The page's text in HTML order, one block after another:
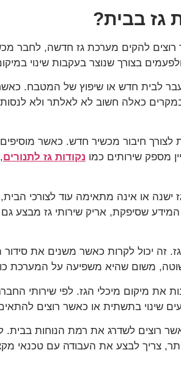
גז בבית?
להקים מערכת גז חדשה, לחבר
בצורך שנוצר בעקבות שינוי
לבית חדש או שיפוץ של המטבח.
כאלה חשוב לא לאלתר ולא
חיבור מכשיר חדש. כאשר
מספק שירותים כמו נקודות גז לתנורים
או אינה מתאימה עוד לצורכי הבית,
שסיפקת, אריק שירותי גז מבצע
גז. זה יכול לקרות כאשר משנים את
משום שהיא משפיעה על המערכת
מיקום מיכלי הגז. לפי שירותי
שינוי בתשתית או כאשר רוצים
רוצים לשדרג את רמת הנוחות
צריך לבצע את העבודה עם טכנאי